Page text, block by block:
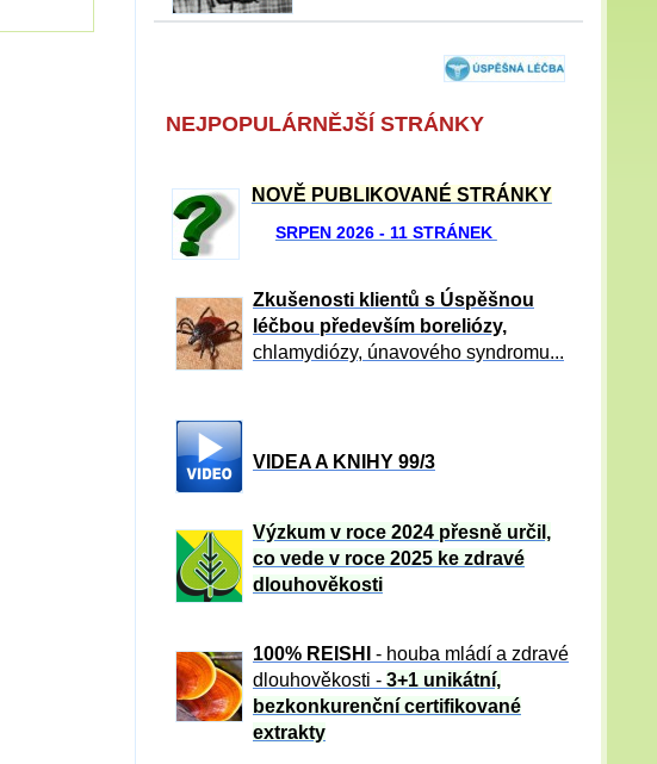
NEJPOPULÁRNĚJŠÍ STRÁNKY
NOVĚ PUBLIKOVANÉ STRÁNKY
SRPEN 2026 - 11 STRÁNEK
Zkušenosti klientů s Úspěšnou
léčbou především boreliózy,
chlamydiózy, únavového syndromu...
VIDEA A KNIHY 99/3
Výzkum v roce 2024 přesně určil,
co vede v roce 2025 ke zdravé
dlouhověkosti
100% REISHI
- houba mládí a zdravé
dlouhověkosti - 3+1 unikátní,
bezkonkurenční certifikované
extrakty